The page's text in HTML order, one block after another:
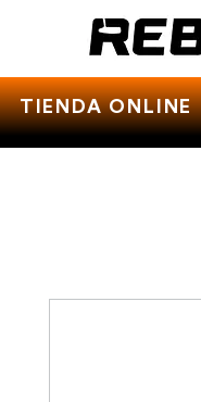
TIENDA ONLINE